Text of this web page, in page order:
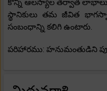
కొన్ని ఆలస్యాల తర్వాత
స్థానికులు తమ జీవిత
సంబంధాన్ని కలిగి ఉంటారు.
పరిహారము: హనుమంతుడిని